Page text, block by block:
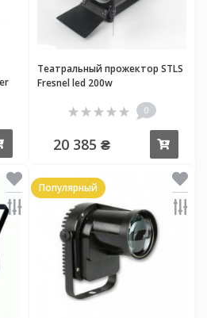
Театральный прожектор STLS
Fresnel led 200w
0
20 385 ₴
Популярный